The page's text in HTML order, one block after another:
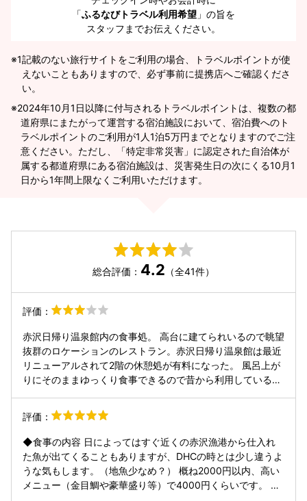
「ふるなびトラベル利用希望 」の旨を
スタッフまでお伝えください。
※1記載のない旅行サイトをご利用の場合、トラベルポイントが使
えないこともありますので、必ず事前に提携店へご確認くださ
い。
2024年10月1日以降に付与されるトラベルポイントは、複数の都
道府県にまたがって運営する宿泊施設において、宿泊費へのト
ラベルポイントのご利用が1人1泊5万円までとなりますのでご注
意ください。ただし、「特定非常災害」に認定された自治体が
属する都道府県にある宿泊施設は、災害発生日の次にくる10月1
日から1年間上限なくご利用いただけます。
総合評価： 4.2 （全41件）
評価：
赤沢日帰り温泉館内の食事処。 高台に建てられいるので眺望
抜群のロケーションのレストラン。赤沢日帰り温泉館は最近
リニューアルされて2階の休憩処が有料になった。 風呂上が
りにそのままゆっくり食事できるので昔から利用している。
が、なかなか温浴施設の食事処レベルから抜けきれない。恐
らく名物となるものがないからではなかろうか。人気メニュ
ーをどんどんブラッシュアップして名物となるものがあると
嬉しい。 天麩羅蕎麦 麺大盛り ミニ海鮮丼 2810円 蕎麦はあ
まり特徴無いが天麩羅はサクサクで美味しい。天麩羅に塩が
添えて無いのが勿体無く残念。 驚いたのが+680円で付けた
ミニ海鮮丼。これがミニではなくしっかり一人前量のボリュ
評価：
◆食事の内容 日によってはすぐ近くの赤沢漁港から仕入れ
た魚が出てくることもありますが、DHCの時とは少し違うよ
うな気もします。（地魚少なめ？） 概ね2000円以内、高い
メニュー（金目鯛や豪華盛り等）で4000円くらいです。 味